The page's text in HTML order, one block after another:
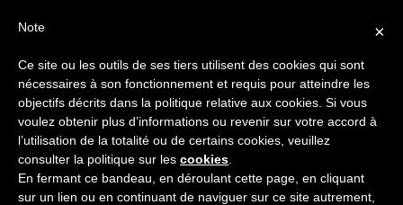
MENU
×
Note
Ce site ou les outils de ses tiers utilisent des cookies qui sont
nécessaires à son fonctionnement et requis pour atteindre les
objectifs décrits dans la politique relative aux cookies. Si vous
voulez obtenir plus d’informations ou revenir sur votre accord à
l’utilisation de la totalité ou de certains cookies, veuillez
consulter la politique sur les cookies
En fermant ce bandeau, en déroulant cette page, en cliquant
sur un lien ou en continuant de naviguer sur ce site autrement,